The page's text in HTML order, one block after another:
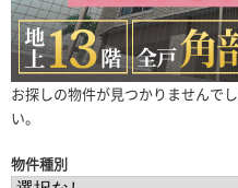
お探しの物件が見つかりませんで
い。
物件種別